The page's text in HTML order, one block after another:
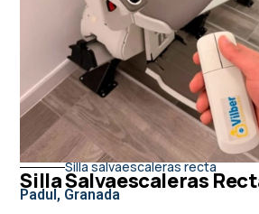
Silla salvaescaleras recta
Silla Salvaescaleras
Padul, Granada